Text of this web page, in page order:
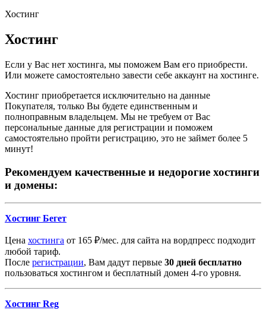
Хостинг
Хостинг
Если у Вас нет хостинга, мы поможем Вам его приобрести.
Или можете самостоятельно завести себе аккаунт на хостинге.
Хостинг приобретается исключительно на данные
Покупателя, только Вы будете единственным и
полноправным владельцем. Мы не требуем от Вас
персональные данные для регистрации и поможем
самостоятельно пройти регистрацию, это не займет более 5
минут!
Рекомендуем качественные и недорогие хостинги
и домены:
Хостинг Бегет
Цена хостинга от 165 ₽/мес. для сайта на вордпресс подходит
любой тариф.
После регистрации, Вам дадут первые 30 дней бесплатно
пользоваться хостингом и бесплатный домен 4-го уровня.
Хостинг Reg